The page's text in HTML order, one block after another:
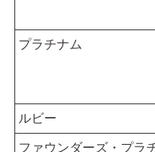
プラチナム
ルビー
ファウンダーズ・プラ